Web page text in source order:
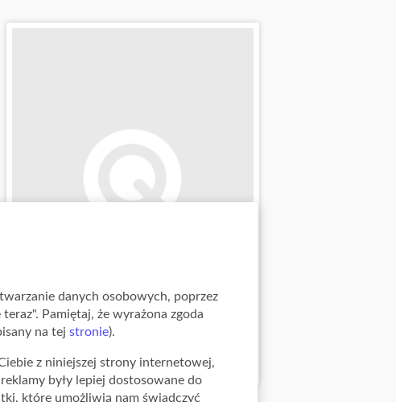
danych osobowych, poprzez
Pamiętaj, że wyrażona zgoda
na tej stronie).
z niniejszej strony internetowej,
były lepiej dostosowane do
które umożliwią nam świadczyć